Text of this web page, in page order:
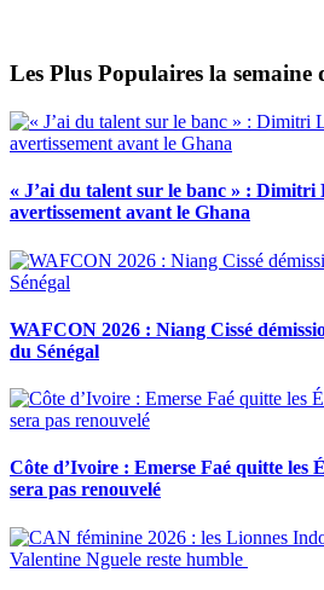
Les Plus Populaires la semaine
« J’ai du talent sur le banc » : Dimitri
avertissement avant le Ghana
WAFCON 2026 : Niang Cissé
du Sénégal
Côte d’Ivoire : Emerse Faé quitte les
sera pas renouvelé